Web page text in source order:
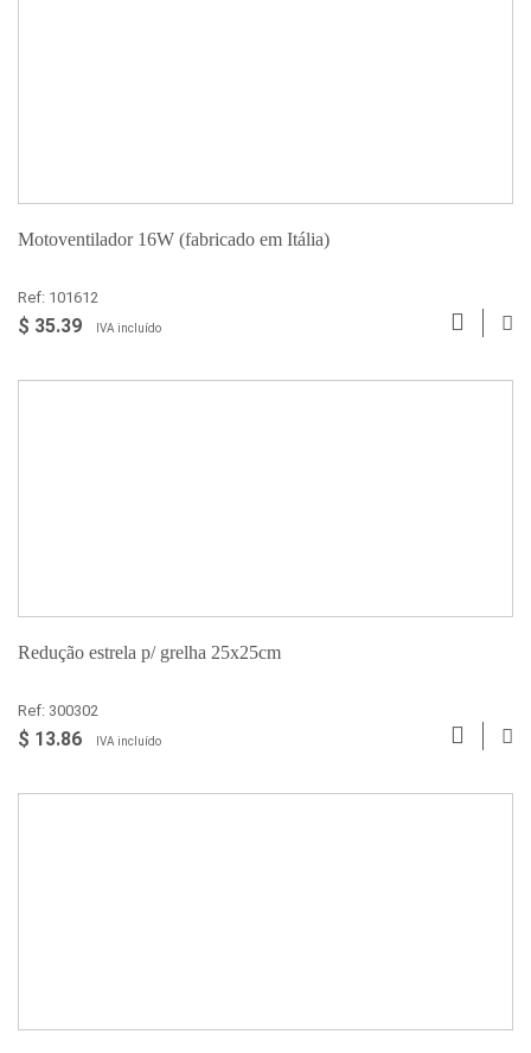
Motoventilador 16W (fabricado em Itália)
Ref: 101612
$ 35.39 IVA incluído
Redução estrela p/ grelha 25x25cm
Ref: 300302
$ 13.86 IVA incluído